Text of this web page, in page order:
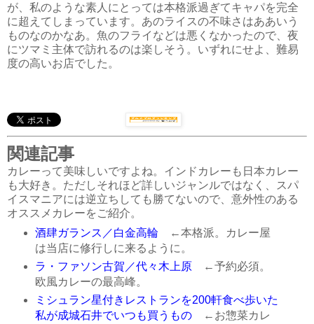
が、私のような素人にとっては本格派過ぎてキャパを完全
に超えてしまっています。あのライスの不味さはああいう
ものなのかなあ。魚のフライなどは悪くなかったので、夜
にツマミ主体で訪れるのは楽しそう。いずれにせよ、難易
度の高いお店でした。
関連記事
カレーって美味しいですよね。インドカレーも日本カレー
も大好き。ただしそれほど詳しいジャンルではなく、スパ
イスマニアには逆立ちしても勝てないので、意外性のある
オススメカレーをご紹介。
酒肆ガランス／白金高輪←本格派。カレー屋
は当店に修行しに来るように。
ラ・ファソン古賀／代々木上原←予約必須。
欧風カレーの最高峰。
ミシュラン星付きレストランを200軒食べ歩いた
私が成城石井でいつも買うもの
←お惣菜カレ